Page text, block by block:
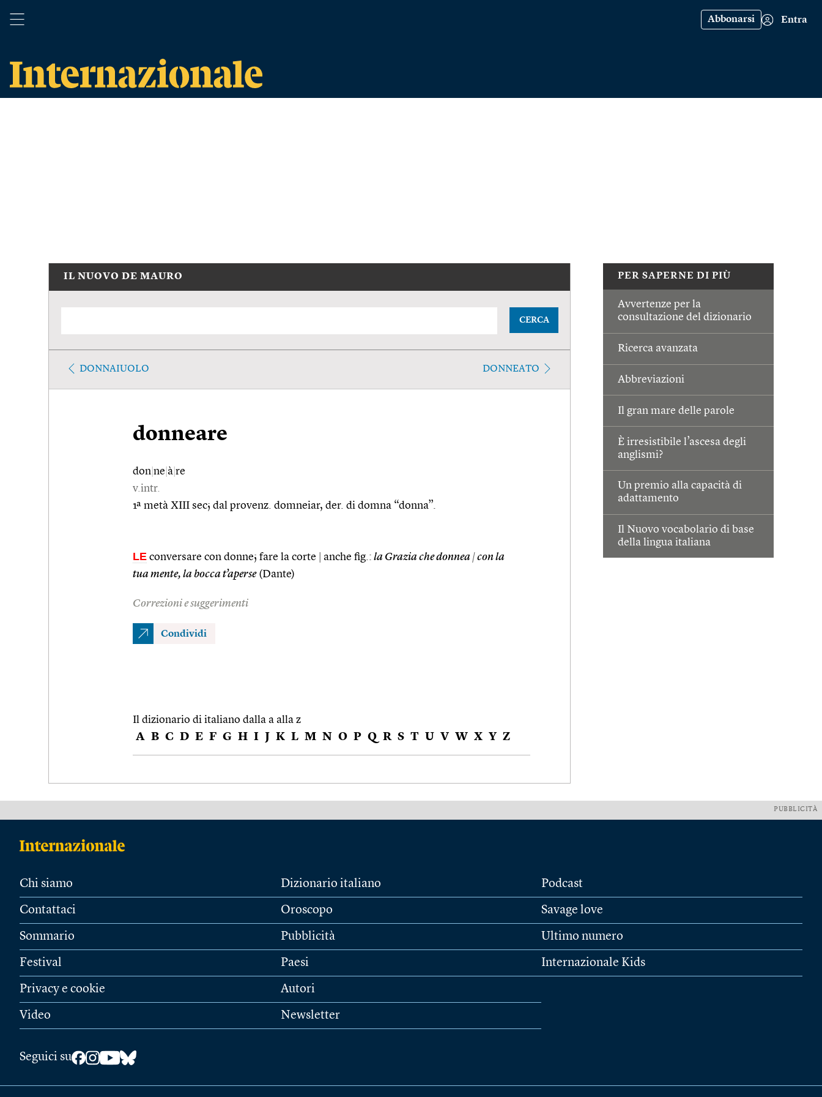
Abbonarsi Entra
PER SAPERNE DI PIÙ
Avvertenze per la
consultazione del dizionario
Ricerca avanzata
Abbreviazioni
Il gran mare delle parole
È irresistibile l’ascesa degli
anglismi?
Un premio alla capacità di
adattamento
Il Nuovo vocabolario di base
della lingua italiana
IL NUOVO DE MAURO
CERCA
DONNAIUOLO DONNEATO
donneare
don ne à re
v.intr.
1ª metà XIII sec; dal provenz. domneiar, der. di domna “donna”.
LE conversare con donne; fare la corte anche fig.: la Grazia che donnea |con la
tua mente, la bocca t’aperse(Dante)
Correzioni e suggerimenti
Condividi
Il dizionario di italiano dalla a alla z
A B C D E F G H I J K L M N O P Q R S T U V W X Y Z
PUBBLICITÀ
Chi siamo
Contattaci
Sommario
Festival
Privacy e cookie
Video
Dizionario italiano
Oroscopo
Pubblicità
Paesi
Autori
Newsletter
Podcast
Savage love
Ultimo numero
Internazionale Kids
Seguici su